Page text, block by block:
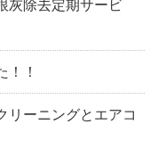
灰除去定期サービ
！！
ーニングとエアコ